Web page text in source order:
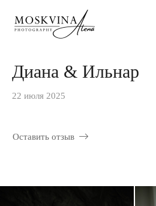
Диана & Ильнар
22 июля 2025
Оставить отзыв